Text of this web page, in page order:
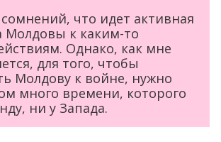
что идет активная
Молдовы к каким-то
Однако, как мне
для того, чтобы
Молдову к войне, нужно
много времени, которого
ни у Запада.